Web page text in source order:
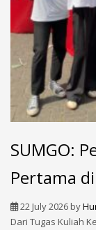
SUMGO:
Pertama
22 July 2026by
Dari Tugas Kuliah